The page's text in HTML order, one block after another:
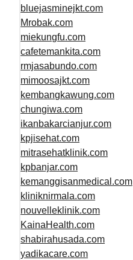
bluejasminejkt.com
Mrobak.com
miekungfu.com
cafetemankita.com
rmjasabundo.com
mimoosajkt.com
kembangkawung.com
chungiwa.com
ikanbakarcianjur.com
kpjisehat.com
mitrasehatklinik.com
kpbanjar.com
kemanggisanmedical.com
kliniknirmala.com
nouvelleklinik.com
KainaHealth.com
shabirahusada.com
yadikacare.com